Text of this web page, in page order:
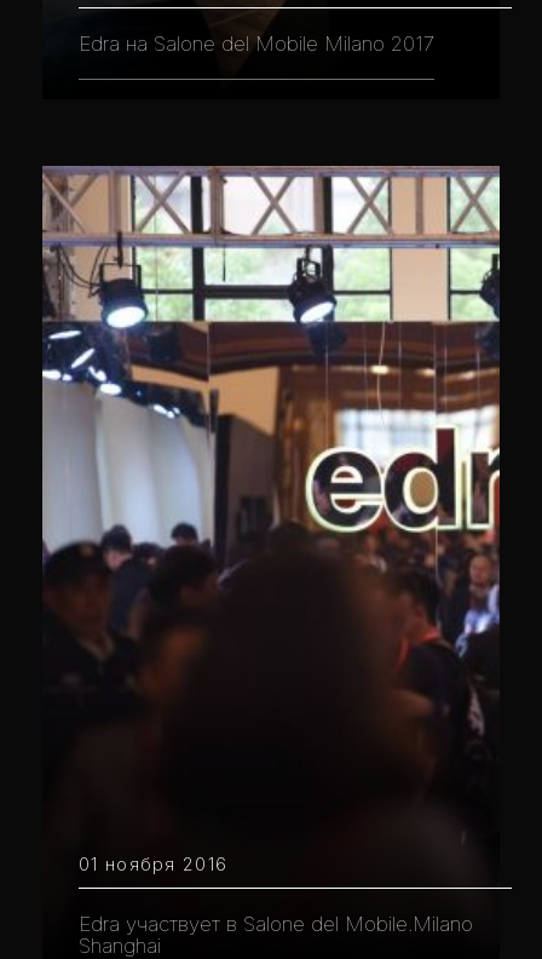
Edra на Salone del Mobile Milano 2017
01 ноября 2016
Edra участвует в Salone del Mobile.Milano
Shanghai